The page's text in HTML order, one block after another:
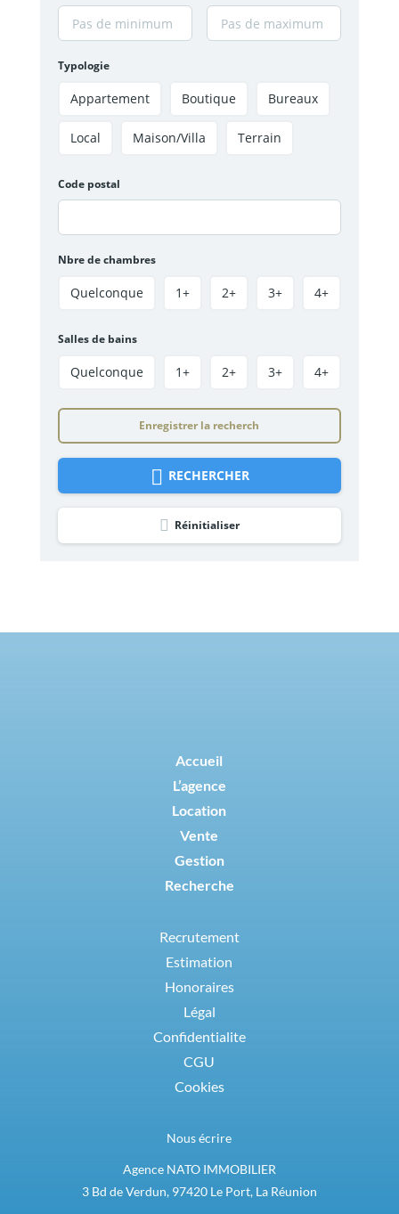
Typologie
Appartement Boutique Bureaux
Local Maison/Villa Terrain
Code postal
Nbre de chambres
Quelconque 1+ 2+ 3+ 4+
Salles de bains
Quelconque 1+ 2+ 3+ 4+
Enregistrer la recherch
RECHERCHER
Réinitialiser
Accueil
L’agence
Location
Vente
Gestion
Recherche
Recrutement
Estimation
Honoraires
Légal
Confidentialite
CGU
Cookies
Nous écrire
Agence NATO IMMOBILIER
3 Bd de Verdun, 97420 Le Port, La Réunion